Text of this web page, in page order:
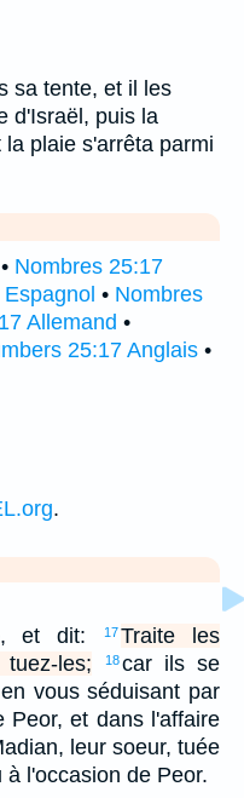
sa tente, et il les
d'Israël, puis la
plaie s'arrêta parmi
• Nombres 25:17
• Nombres
Allemand •
25:17 Anglais •
.
et dit: 17Traite les
les;
18car ils se
vous séduisant par
Peor, et dans l'affaire
leur soeur, tuée
l'occasion de Peor.